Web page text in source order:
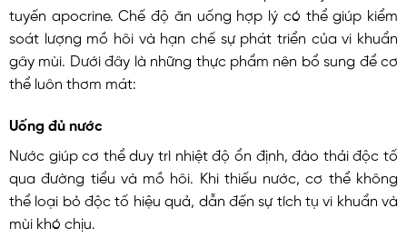
tuyến apocrine. Chế độ ăn uống hợp lý có thể giúp kiểm
soát lượng mồ hôi và hạn chế sự phát triển của vi khuẩn
gây mùi. Dưới đây là những thực phẩm nên bổ sung để cơ
thể luôn thơm mát:
Uống đủ nước
Nước giúp cơ thể duy trì nhiệt độ ổn định, đào thải độc tố
qua đường tiểu và mồ hôi. Khi thiếu nước, cơ thể không
thể loại bỏ độc tố hiệu quả, dẫn đến sự tích tụ vi khuẩn và
mùi khó chịu.